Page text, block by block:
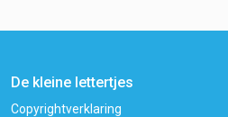
De kleine lettertjes
Copyrightverklaring